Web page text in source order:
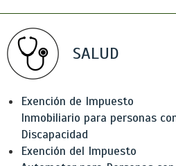
SALUD
Exención de Impuesto
Inmobiliario para personas
Discapacidad
Exención del Impuesto